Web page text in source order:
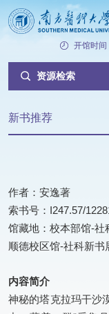
开馆时间
资源检索
新书推荐
作者：安逸著
索书号：I247.57/
馆藏地：校本部馆-社
顺德校区馆-社科新书
内容简介
神秘的塔克拉玛干沙